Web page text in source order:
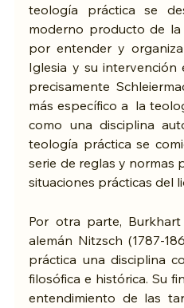
teología práctica se
moderno producto de
por entender y
Iglesia y su intervención
precisamente
más específico a  la
como una disciplina
teología práctica se
serie de reglas y normas
situaciones prácticas del
Por otra parte,
alemán Nitzsch (1787-
práctica una disciplina
filosófica e histórica. Su
entendimiento de las